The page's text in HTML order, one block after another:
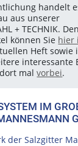
handelt
aus unserer
+ TECHNIK. Den
können Sie hier
Heft sowie
interessante
dort malvorbei.
IM
der Salzgitter